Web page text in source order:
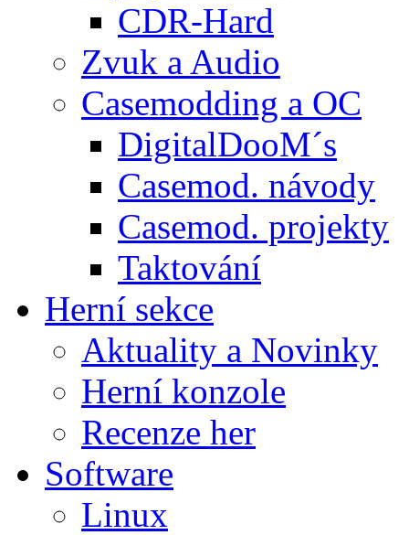
CDR-Hard
Zvuk a Audio
Casemodding a OC
DigitalDooM´s
Casemod. návody
Casemod. projekty
Taktování
Herní sekce
Aktuality a Novinky
Herní konzole
Recenze her
Software
Linux